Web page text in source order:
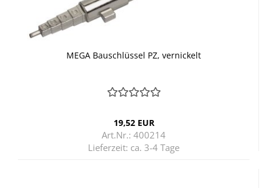
MEGA Bau­schlüs­sel PZ, ver­ni­ckelt
19,52 EUR
Art.Nr.: 400214
Lieferzeit: ca. 3-4 Tage